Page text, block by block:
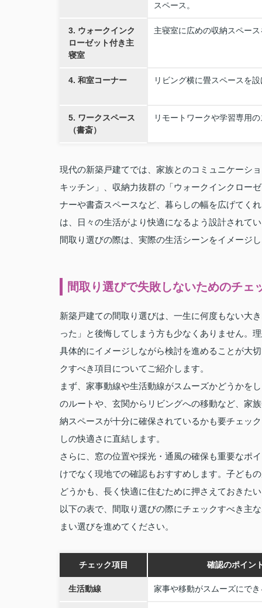
スペース。
3. ウォークインク
ローゼット付き主
寝室
主寝室に広めの収納スペー
4. 和室コーナー リビング横に畳スペースを
5. ワークスペース
（書斎）
リモートワークや学習専用
現代の新築戸建てでは、家族とのコミュニケーシ
キッチン」、収納力抜群の「ウォークインクロー
ナーや書斎スペースなど、暮らしの幅を広げてく
は、日々の生活がより快適になるよう設計されて
間取り選びの際は、実際の生活シーンをイメージ
間取り選びで失敗しないためのチェ
新築戸建ての間取り選びは、一生に何度もない大
った」と後悔してしまう方も少なくありません。
具体的にイメージしながら検討を進めることが大
クすべき項目についてご紹介します。
まず、家事動線や生活動線がスムーズかどうかを
のルートや、玄関からリビングへの移動など、家
納スペースが十分に確保されているかも要チェッ
しの快適さに直結します。
さらに、窓の位置や採光・通風の確保も重要なポ
けでなく現地での確認もおすすめします。子ども
どうかも、長く快適に住むために押さえておきた
以下の表で、間取り選びの際にチェックすべき主
まい選びを進めてください。
チェック項目 確認のポイン
生活動線 家事や移動がスムーズにでき